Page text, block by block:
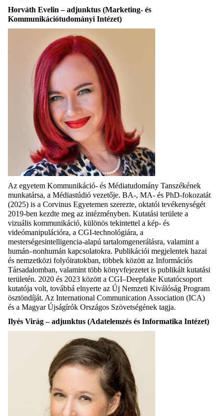
Horváth Evelin – adjunktus (Marketing- és
Kommunikációtudományi Intézet)
Az egyetem Kommunikáció- és Médiatudomány Tanszékének
munkatársa, a Médiastúdió vezetője. BA-, MA- és PhD-fokozatát
(2025) is a Corvinus Egyetemen szerezte, oktatói tevékenységét
2019-ben kezdte meg az intézményben. Kutatási területe a
vizuális kommunikáció, különös tekintettel a kép- és
videómanipulációra, a CGI-technológiára, a
mesterségesintelligencia-alapú tartalomgenerálásra, valamint a
humán–nonhumán kapcsolatokra. Publikációi megjelentek hazai
és nemzetközi folyóiratokban, többek között az Információs
Társadalomban, valamint több könyvfejezetet is publikált kutatási
területén. 2020 és 2023 között a CGI–Deepfake Kutatócsoport
kutatója volt, továbbá elnyerte az Új Nemzeti Kiválóság Program
ösztöndíját. Az International Communication Association (ICA)
és a Magyar Újságírók Országos Szövetségének tagja.
Ilyés Virág – adjunktus (Adatelemzés és Informatika Intézet)